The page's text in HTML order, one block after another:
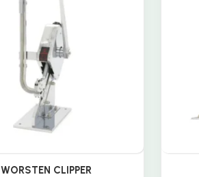
WORSTEN CLIPPER